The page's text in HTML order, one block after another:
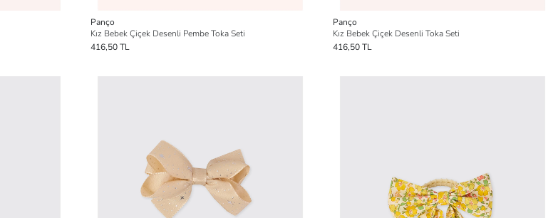
Panço
Kız Bebek Çiçek Desenli Pembe Toka Seti
416,50 TL
Panço
Kız Bebek Çiçek Desenli Toka Seti
416,50 TL